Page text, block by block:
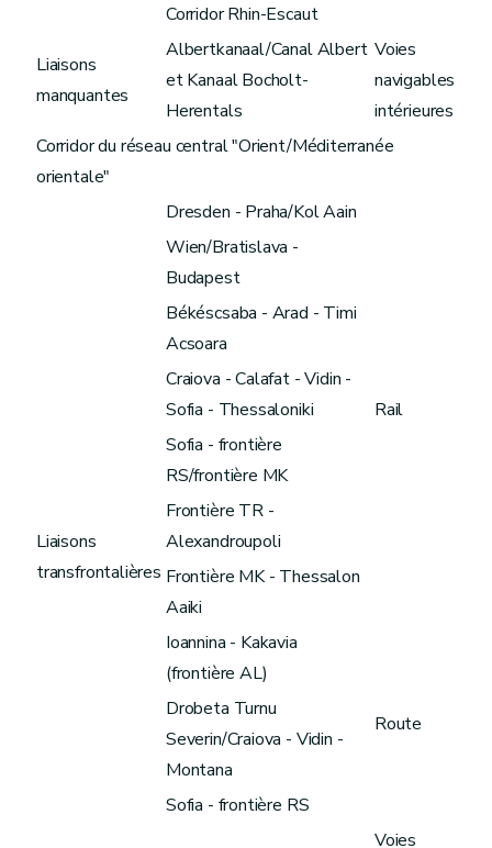
Corridor Rhin-Escaut
Liaisons
manquantes
Albertkanaal/Canal Albert
et Kanaal Bocholt-
Herentals
Voies
navigables
intérieures
Corridor du réseau central "Orient/Méditerranée
orientale"
Liaisons
transfrontalières
Dresden - Praha/Kol Aain
Rail
Wien/Bratislava -
Budapest
Békéscsaba - Arad - Timi
Acsoara
Craiova - Calafat - Vidin -
Sofia - Thessaloniki
Sofia - frontière
RS/frontière MK
Frontière TR -
Alexandroupoli
Frontière MK - Thessalon
Aaiki
Ioannina - Kakavia
(frontière AL)
Route
Drobeta Turnu
Severin/Craiova - Vidin -
Montana
Sofia - frontière RS
Voies